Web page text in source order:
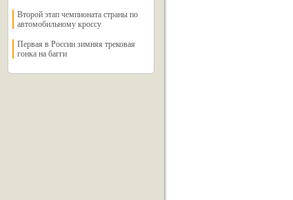
Второй этап чемпионата страны по
автомобильному кроссу
Первая в России зимняя трековая
гонка на багги